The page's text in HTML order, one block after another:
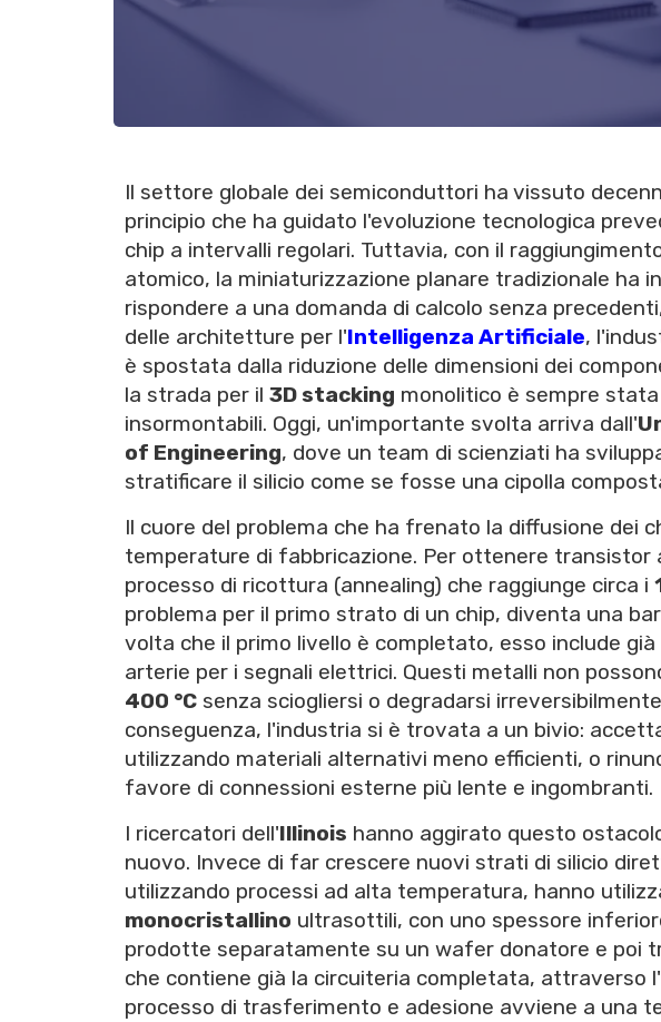
Il settore globale dei semiconduttori ha vissuto
principio che ha guidato l'evoluzione tecnologica
chip a intervalli regolari. Tuttavia, con il
atomico, la miniaturizzazione planare tradizionale ha
rispondere a una domanda di calcolo senza
delle architetture per l'Intelligenza Artificiale,
è spostata dalla riduzione delle dimensioni dei
la strada per il 3D stacking monolitico è sempre
insormontabili. Oggi, un'importante svolta arriva dall'
of Engineering, dove un team di scienziati ha
stratificare il silicio come se fosse una cipolla
Il cuore del problema che ha frenato la diffusione dei
temperature di fabbricazione. Per ottenere transistor
processo di ricottura (annealing) che raggiunge circa i
problema per il primo strato di un chip, diventa una
volta che il primo livello è completato, esso include
arterie per i segnali elettrici. Questi metalli non
400 °C senza sciogliersi o degradarsi
conseguenza, l'industria si è trovata a un bivio:
utilizzando materiali alternativi meno efficienti, o
favore di connessioni esterne più lente e ingombranti.
I ricercatori dell'Illinois hanno aggirato questo
nuovo. Invece di far crescere nuovi strati di silicio
utilizzando processi ad alta temperatura, hanno
monocristallino ultrasottili, con uno spessore
prodotte separatamente su un wafer donatore e poi
che contiene già la circuiteria completata, attraverso
processo di trasferimento e adesione avviene a una